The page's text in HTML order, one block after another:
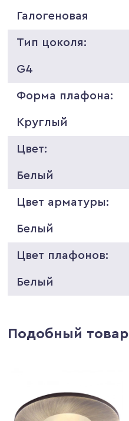
Галогеновая
Тип цоколя:
G4
Форма плафона:
Круглый
Цвет:
Белый
Цвет арматуры:
Белый
Цвет плафонов:
Белый
Подобный товар